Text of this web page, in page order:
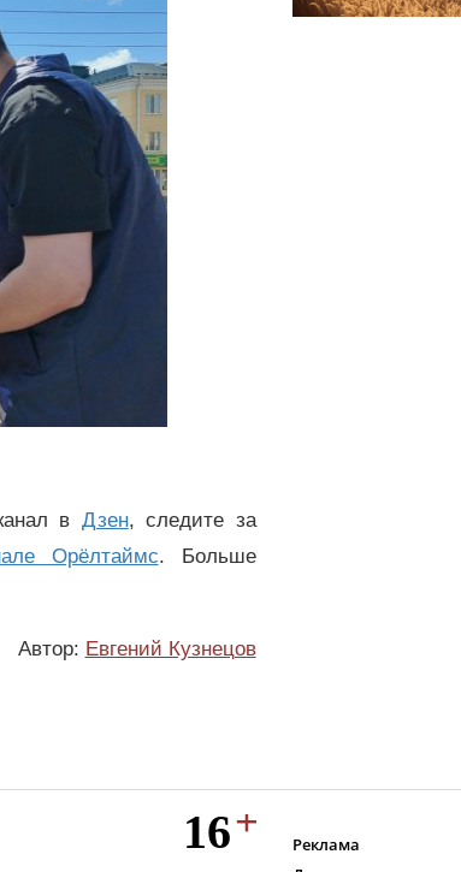
в Дзен, следите за
Орёлтаймс. Больше
Автор: Евгений Кузнецов
Реклама